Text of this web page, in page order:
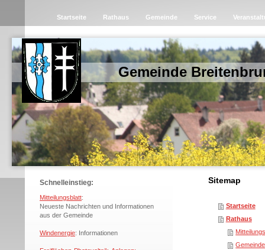
Startseite Rathaus Gemeinde Service
Gemeinde
Schnelleinstieg:
Mitteilungsblatt:
Neueste Nachrichten und Informationen
aus der Gemeinde
Windenergie: Informationen
Sitemap
Startseite
Rathaus